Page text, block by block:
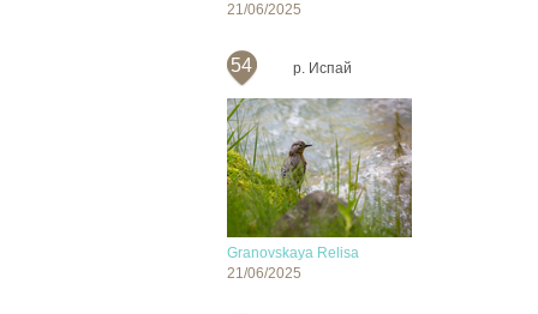
21/06/2025
54 р. Испай
Granovskaya Relisa
21/06/2025